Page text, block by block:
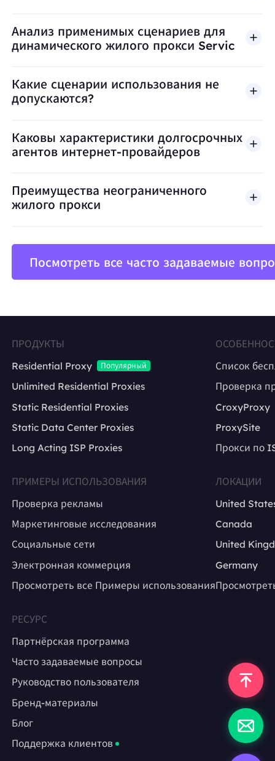
Анализ применимых сценариев для
динамического жилого прокси Servic
Какие сценарии использования не
допускаются?
BestProxy не поддерживает мошенничество,
Каковы характеристики долгосрочных
агентов интернет-провайдеров
Преимущества неограниченного
жилого прокси
Посмотреть все часто задаваемые
ПРОДУКТЫ
Residential Proxy
Популярный
Unlimited Residential Proxies
Static Residential Proxies
Static Data Center Proxies
Long Acting ISP Proxies
Список
Проверка
CroxyProxy
ProxySite
Прокси по
ПРИМЕРЫ ИСПОЛЬЗОВАНИЯ
Проверка рекламы
Маркетинговые исследования
Социальные сети
Электронная коммерция
Просмотреть все Примеры использования
ЛОКАЦИИ
United
Canada
United
Germany
РЕСУРС
Партнёрская программа
Часто задаваемые вопросы
Руководство пользователя
Бренд-материалы
Блог
Поддержка клиентов